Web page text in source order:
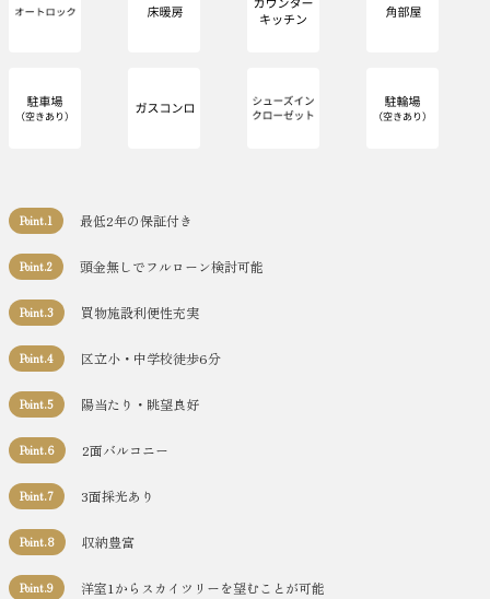
Point.1 最低2年の保証付き
Point.2 頭金無しでフルローン検討可能
Point.3 買物施設利便性充実
Point.4 区立小・中学校徒歩6分
Point.5 陽当たり・眺望良好
Point.6 2面バルコニー
Point.7 3面採光あり
Point.8 収納豊富
Point.9 洋室1からスカイツリーを望むことが可能